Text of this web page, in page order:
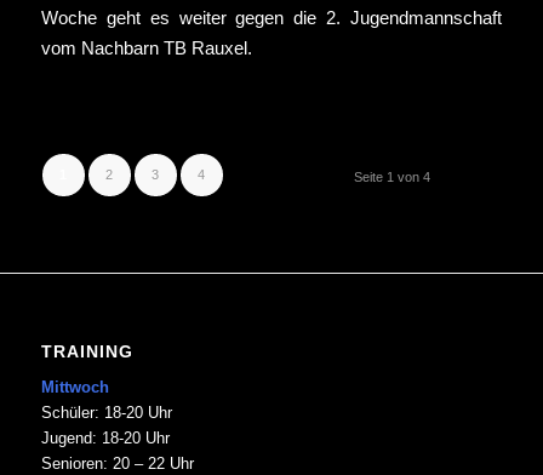
Woche geht es weiter gegen die 2. Jugendmannschaft
vom Nachbarn TB Rauxel.
Seite 1 von 4
2 3 4
TRAINING
Mittwoch
Schüler: 18-20 Uhr
Jugend: 18-20 Uhr
Senioren: 20 – 22 Uhr